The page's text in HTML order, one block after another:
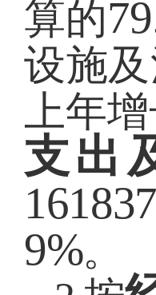
算的
设施
上年
支出
161837
9%。